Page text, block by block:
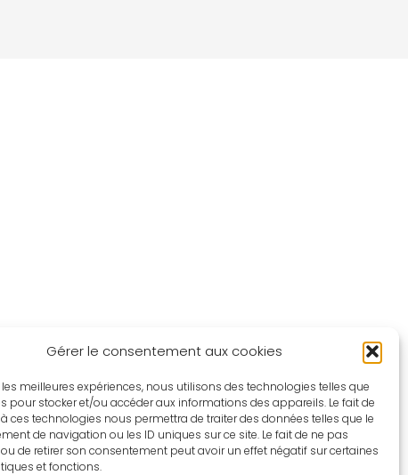
Gérer le consentement aux cookies
les meilleures expériences, nous utilisons des technologies telles que
pour stocker et/ou accéder aux informations des appareils. Le fait de
ces technologies nous permettra de traiter des données telles que le
de navigation ou les ID uniques sur ce site. Le fait de ne pas
de retirer son consentement peut avoir un effet négatif sur certaines
et fonctions.